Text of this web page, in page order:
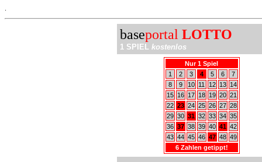
baseportal LOTTO
1 SPIEL kostenlos
Nur 1 Spiel
1
2 3 4 5 6
7
8
9 10 11 12 13
14
15
16 17 18 19 20 21
22 23 24 25 26 27 28
29 30 31 32 33 34 35
36 37 38 39 40 41 42
43 44 45 46 47 48 49
6 Zahlen getippt!